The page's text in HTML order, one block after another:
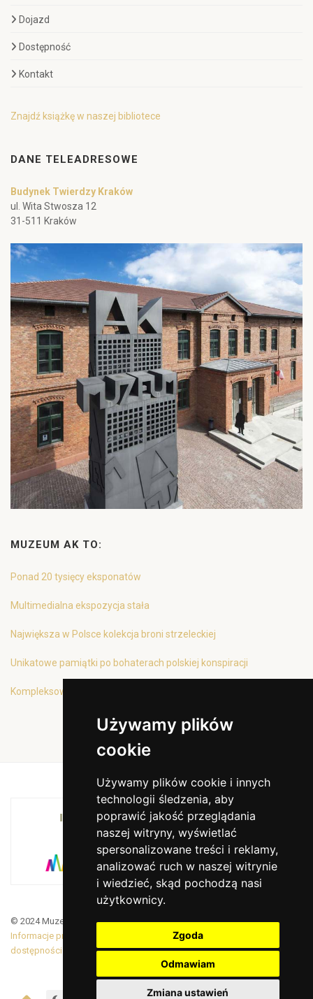
Używamy plików
cookie
Używamy plików cookie i innych
technologii śledzenia, aby
poprawić jakość przeglądania
naszej witryny, wyświetlać
spersonalizowane treści i reklamy,
analizować ruch w naszej witrynie
i wiedzieć, skąd pochodzą nasi
użytkownicy.
Zgoda
Odmawiam
Zmiana ustawień
Dojazd
Dostępność
Kontakt
Znajdź książkę w naszej bibliotece
DANE TELEADRESOWE
Budynek Twierdzy Kraków
ul. Wita Stwosza 12
31-511 Kraków
MUZEUM AK TO:
Ponad 20 tysięcy eksponatów
Multimedialna ekspozycja stała
Największa w Polsce kolekcja broni strzeleckiej
Unikatowe pamiątki po bohaterach polskiej konspiracji
Kompleksowa oferta edukacyjna
INSTYTUCJA KULTURY MIASTA KRAKOWA I
WOJEWÓDZTWA MAŁOPOLSKIEGO
© 2024 Muzeum Armii Krajowej. Translated by Google Translate
Informacje prawne
Zamówienia publiczne|
dostępności